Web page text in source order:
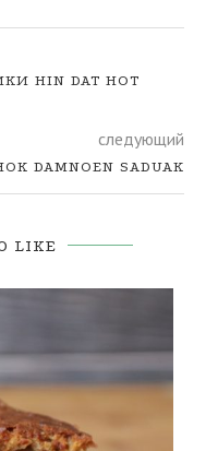
HIN DAT HOT
следующий
DAMNOEN SADUAK
LIKE